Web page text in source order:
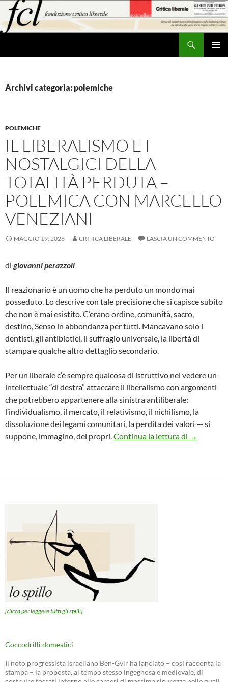
contenuto
Archivi categoria: polemiche
POLEMICHE
IL LIBERALISMO E I
NOSTALGICI DELLA
TOTALITÀ PERDUTA –
POLEMICA CON MARCELLO
VENEZIANI
MAGGIO 19, 2026 CRITICA LIBERALE LASCIA UN COMMENTO
di giovanni perazzoli
Il reazionario è un uomo che ha perduto un mondo mai
posseduto. Lo descrive con tale precisione che si capisce subito
che non è mai esistito. C’erano ordine, comunità, sacro,
destino, Senso in abbondanza per tutti. Mancavano solo i
dentisti, gli antibiotici, il suffragio universale, la libertà di
stampa e qualche altro dettaglio secondario.
Per un liberale c’è sempre qualcosa di istruttivo nel vedere un
intellettuale “di destra” attaccare il liberalismo con argomenti
che potrebbero appartenere alla sinistra antiliberale:
l’individualismo, il mercato, il relativismo, il nichilismo, la
dissoluzione dei legami comunitari, la perdita dei valori — si
suppone, immagino, dei propri. Continua la lettura di il
→
[clicca per leggere tutti gli spilli]
Coccodrilli domestici
Il noto progressista israeliano Ben-Gvir ha lanciato – così racconta la
stampa – la proposta, al tempo stesso ingegnosa e medievale, di